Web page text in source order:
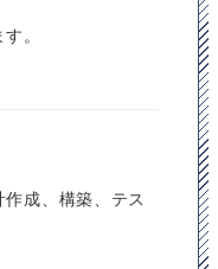
。
作成、構築、テス